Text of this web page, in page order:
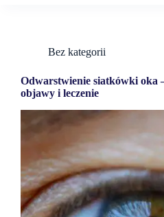
Bez kategorii
Odwarstwienie siatkówki oka
objawy i leczenie